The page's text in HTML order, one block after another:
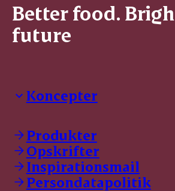
Better food.
future
Koncepter
Dyrbar
GØL
Tulip
Friland
Dansk Kødkvæg
Produkter
Opskrifter
Inspirationsmail
Persondatapolitik